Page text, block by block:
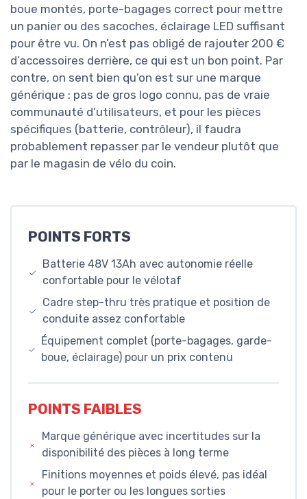
boue montés, porte-bagages correct pour mettre
un panier ou des sacoches, éclairage LED suffisant
pour être vu. On n’est pas obligé de rajouter 200 €
d’accessoires derrière, ce qui est un bon point. Par
contre, on sent bien qu’on est sur une marque
générique : pas de gros logo connu, pas de vraie
communauté d’utilisateurs, et pour les pièces
spécifiques (batterie, contrôleur), il faudra
probablement repasser par le vendeur plutôt que
par le magasin de vélo du coin.
POINTS FORTS
Batterie 48V 13Ah avec autonomie réelle
confortable pour le vélotaf
Cadre step-thru très pratique et position de
conduite assez confortable
Équipement complet (porte-bagages, garde-
boue, éclairage) pour un prix contenu
POINTS FAIBLES
Marque générique avec incertitudes sur la
disponibilité des pièces à long terme
Finitions moyennes et poids élevé, pas idéal
pour le porter ou les longues sorties